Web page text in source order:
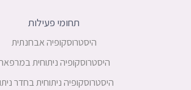
תחומי פעילות
היסטרוסקופיה אבחנתית
היסטרוסקופיה ניתוחית
היסטרוסקופיה ניתוחית בחדר